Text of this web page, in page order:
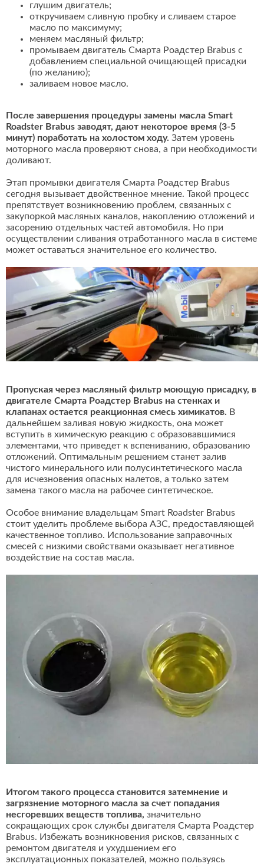
глушим двигатель;
откручиваем сливную пробку и сливаем старое
масло по максимуму;
меняем масляный фильтр;
промываем двигатель Смарта Роадстер Brabus с
добавлением специальной очищающей присадки
(по желанию);
заливаем новое масло.
После завершения процедуры замены масла Smart
Roadster Brabus заводят, дают некоторое время (3-5
минут) поработать на холостом ходу. Затем уровень
моторного масла проверяют снова, а при необходимости
доливают.
Этап промывки двигателя Смарта Роадстер Brabus
сегодня вызывает двойственное мнение. Такой процесс
препятствует возникновению проблем, связанных с
закупоркой масляных каналов, накоплению отложений и
засорению отдельных частей автомобиля. Но при
осуществлении сливания отработанного масла в системе
может оставаться значительное его количество.
Пропуская через масляный фильтр моющую присадку, в
двигателе Смарта Роадстер Brabus на стенках и
клапанах остается реакционная смесь химикатов. В
дальнейшем заливая новую жидкость, она может
вступить в химическую реакцию с образовавшимися
элементами, что приведет к вспениванию, образованию
отложений. Оптимальным решением станет залив
чистого минерального или полусинтетического масла
для исчезновения опасных налетов, а только затем
замена такого масла на рабочее синтетическое.
Особое внимание владельцам Smart Roadster Brabus
стоит уделить проблеме выбора АЗС, предоставляющей
качественное топливо. Использование заправочных
смесей с низкими свойствами оказывает негативное
воздействие на состав масла.
Итогом такого процесса становится затемнение и
загрязнение моторного масла за счет попадания
несгоревших веществ топлива, значительно
сокращающих срок службы двигателя Смарта Роадстер
Brabus. Избежать возникновения рисков, связанных с
ремонтом двигателя и ухудшением его
эксплуатационных показателей, можно пользуясь